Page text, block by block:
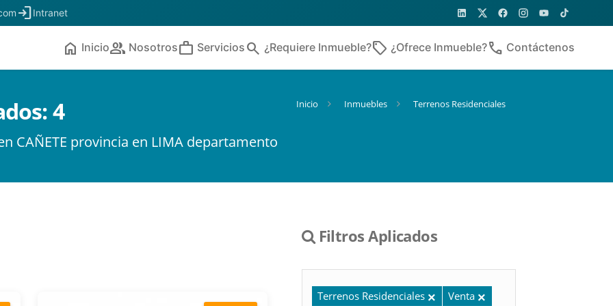
loginIntranet
home Iniciopeople Nosotroswork Servicios search ¿Requiere Inmueble?sell ¿Ofrece Inmueble?phone Contáctenos
4 Inicio Inmuebles Terrenos Residenciales
CAÑETE provincia en LIMA departamento
Filtros Aplicados
Terrenos Residenciales Venta